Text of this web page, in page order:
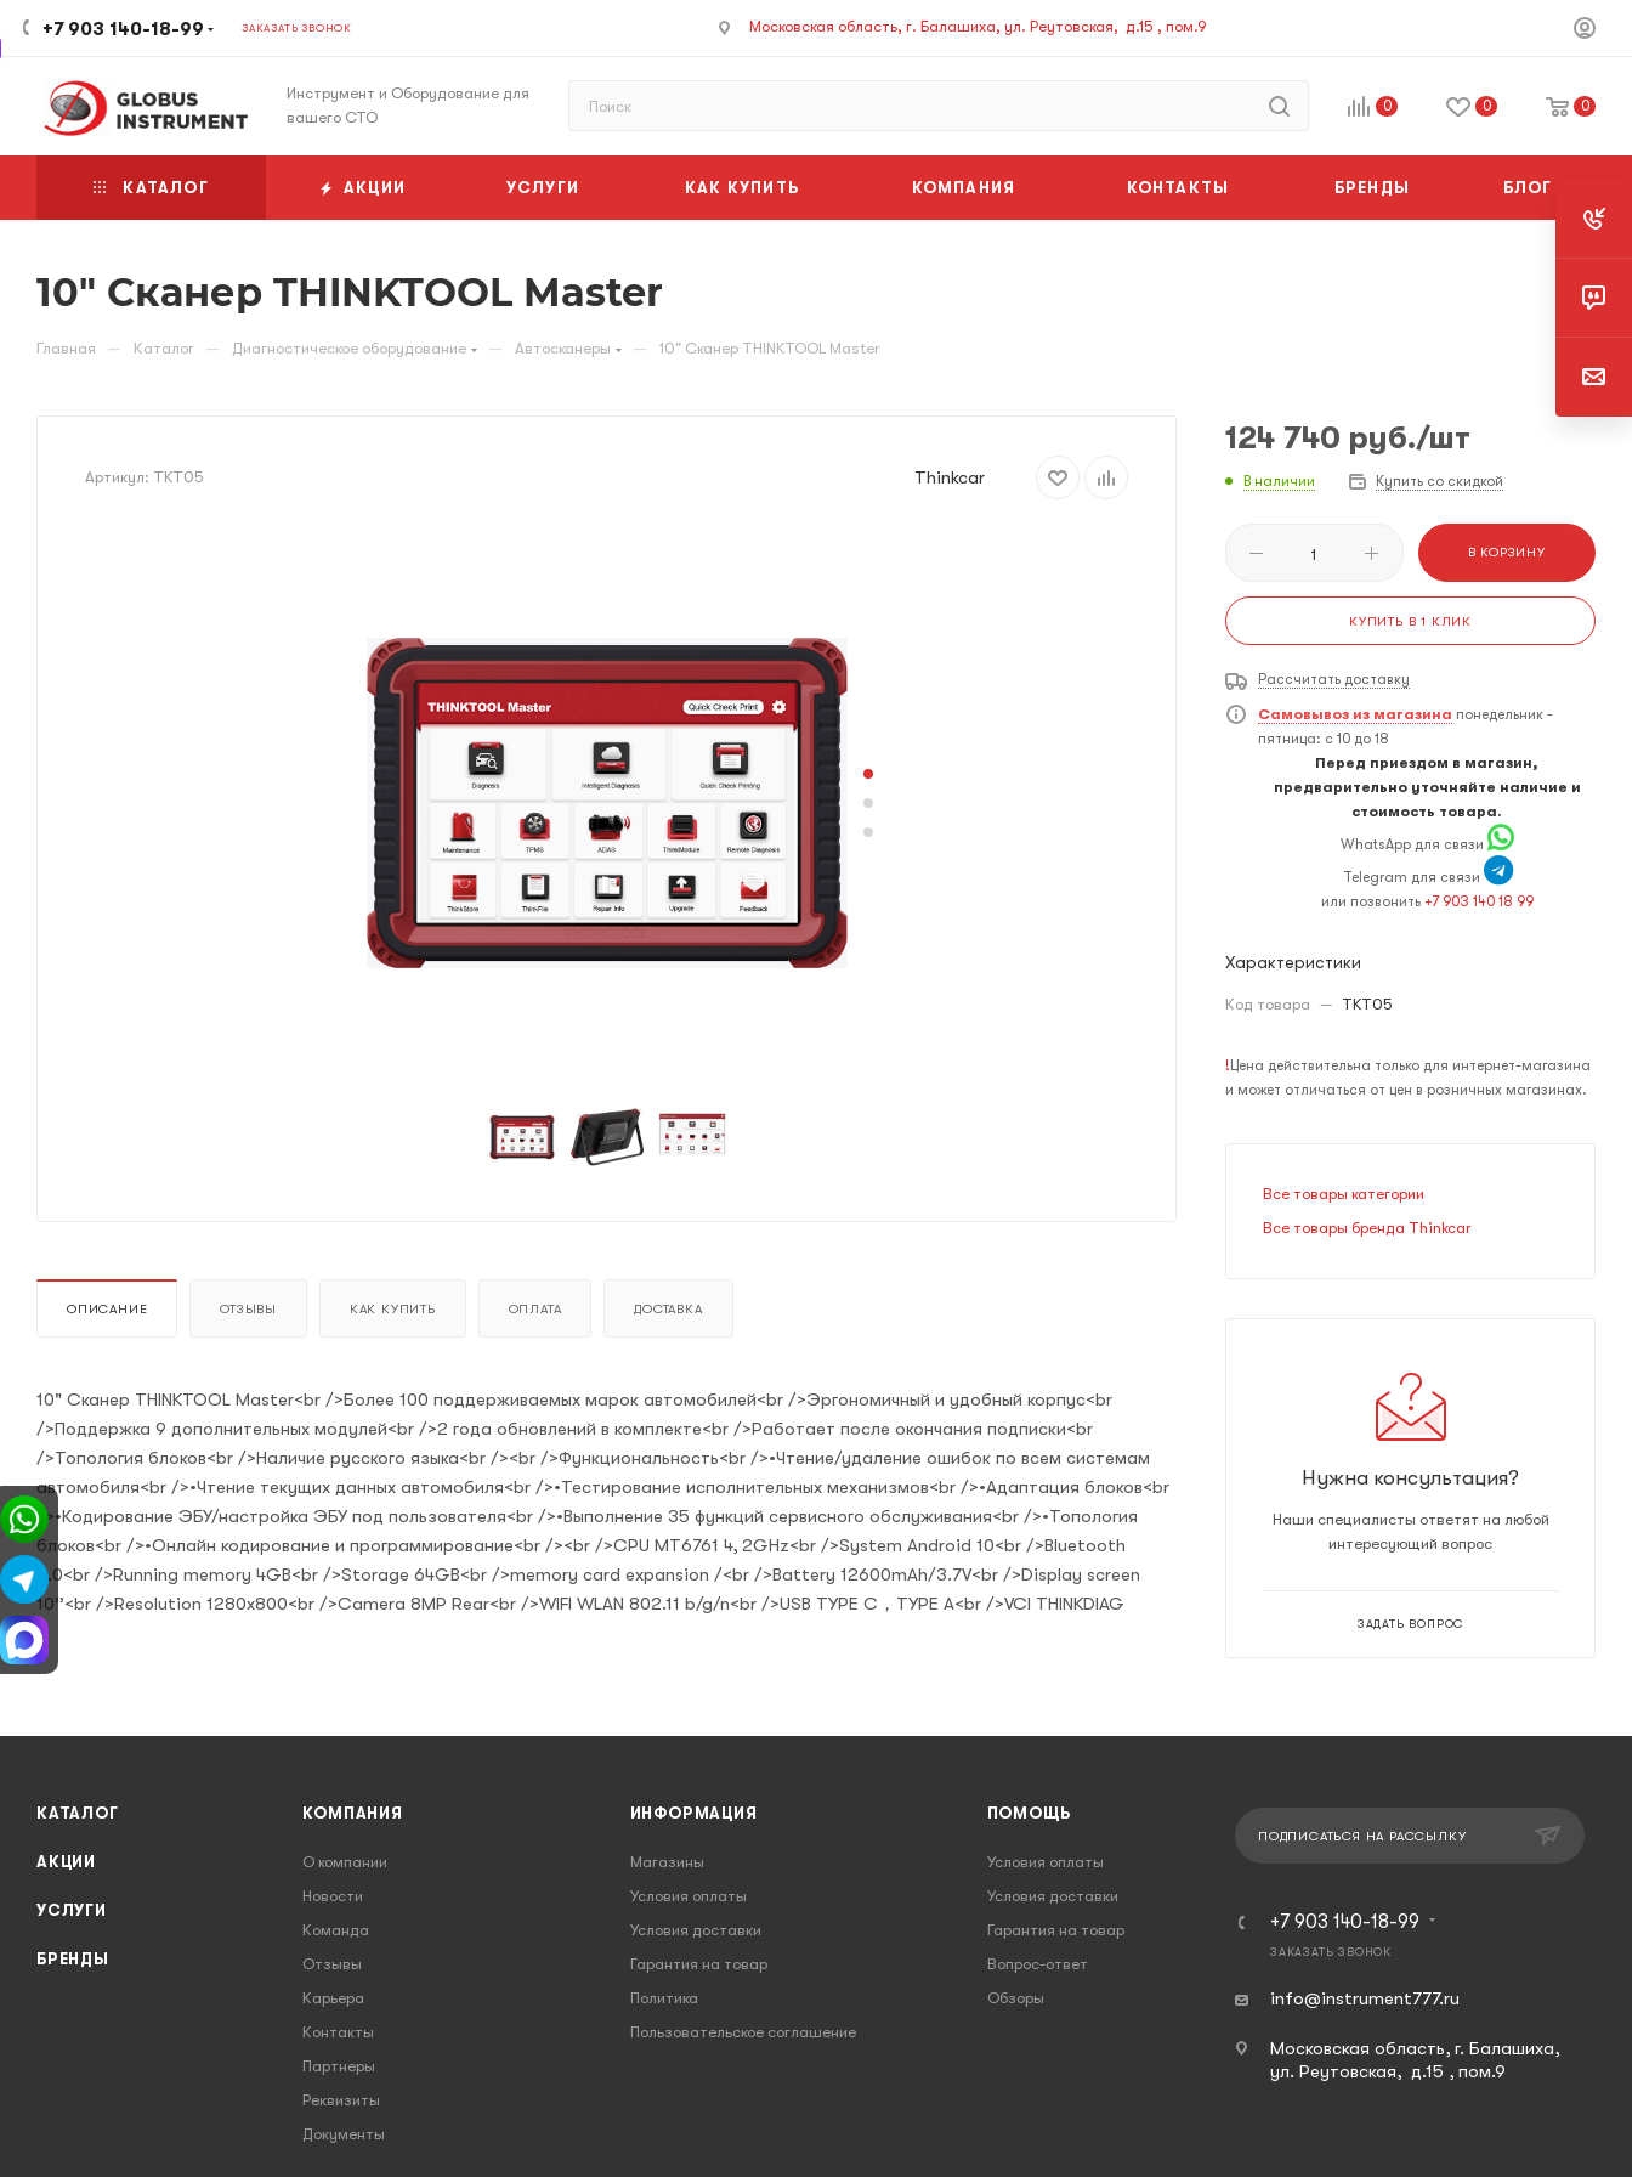
+7 903 140-18-99 ЗАКАЗАТЬ ЗВОНОК Московская область, г. Балашиха, ул. Реутовская, д.15 , пом.9
Инструмент и Оборудование для
вашего СТО
0 0 0
КАТАЛОГ АКЦИИ УСЛУГИ КАК КУПИТЬ КОМПАНИЯ КОНТАКТЫ БРЕНДЫ БЛОГ
10" Сканер THINKTOOL Master
Главная — Каталог — Диагностическое оборудование — Автосканеры — 10" Сканер THINKTOOL Master
Артикул: TKT05 Thinkcar
ОПИСАНИЕ ОТЗЫВЫ КАК КУПИТЬ ОПЛАТА ДОСТАВКА
10" Сканер THINKTOOL Master<br />Более 100 поддерживаемых марок автомобилей<br />Эргономичный и удобный корпус<br
/>Поддержка 9 дополнительных модулей<br />2 года обновлений в комплекте<br />Работает после окончания подписки<br
/>Топология блоков<br />Наличие русского языка<br /><br />Функциональность<br />•Чтение/удаление ошибок по всем системам
автомобиля<br />•Чтение текущих данных автомобиля<br />•Тестирование исполнительных механизмов<br />•Адаптация блоков<br
/>•Кодирование ЭБУ/настройка ЭБУ под пользователя<br />•Выполнение 35 функций сервисного обслуживания<br />•Топология
блоков<br />•Онлайн кодирование и программирование<br /><br />CPU MT6761 4, 2GHz<br />System Android 10<br />Bluetooth
5.0<br />Running memory 4GB<br />Storage 64GB<br />memory card expansion /<br />Battery 12600mAh/3.7V<br />Display screen
10’’<br />Resolution 1280x800<br />Camera 8MP Rear<br />WIFI WLAN 802.11 b/g/n<br />USB TYPE C，TYPE A<br />VCI THINKDIAG
124 740 руб./шт
В наличии Купить со скидкой
В КОРЗИНУ
КУПИТЬ В 1 КЛИК
Рассчитать доставку
Самовывоз из магазина понедельник -
пятница: с 10 до 18
Перед приездом в магазин,
предварительно уточняйте наличие и
стоимость товара.
WhatsApp для связи
Telegram для связи
или позвонить +7 903 140 18 99
Характеристики
Код товара — TKT05
! Цена действительна только для интернет-магазина
и может отличаться от цен в розничных магазинах.
Все товары категории
Все товары бренда Thinkcar
Нужна консультация?
Наши специалисты ответят на любой
интересующий вопрос
ЗАДАТЬ ВОПРОС
КАТАЛОГ
АКЦИИ
УСЛУГИ
БРЕНДЫ
КОМПАНИЯ
О компании
Новости
Команда
Отзывы
Карьера
Контакты
Партнеры
Реквизиты
Документы
ИНФОРМАЦИЯ
Магазины
Условия оплаты
Условия доставки
Гарантия на товар
Политика
Пользовательское соглашение
ПОМОЩЬ
Условия оплаты
Условия доставки
Гарантия на товар
Вопрос-ответ
Обзоры
ПОДПИСАТЬСЯ НА РАССЫЛКУ
+7 903 140-18-99
ЗАКАЗАТЬ ЗВОНОК
info@instrument777.ru
Московская область, г. Балашиха,
ул. Реутовская, д.15 , пом.9